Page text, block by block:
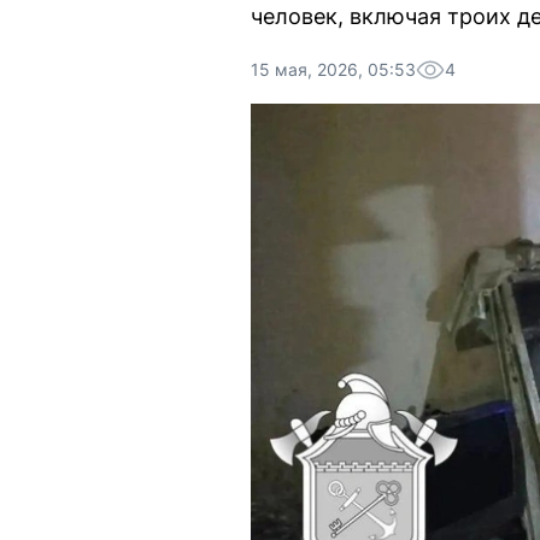
человек, включая троих
15 мая, 2026, 05:53 4